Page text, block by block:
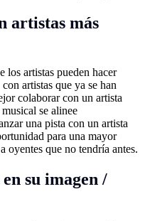
artistas más
los artistas pueden hacer
artistas que ya se han
colaborar con un artista
se alinee
una pista con un artista
para una mayor
oyentes que no tendría antes.
su imagen /